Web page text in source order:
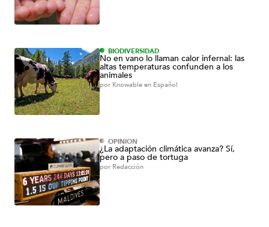
BIODIVERSIDAD
No en vano lo llaman calor infernal: las
altas temperaturas confunden a los
animales
por Knowable en Español
OPINIÓN
¿La adaptación climática avanza? Sí,
pero a paso de tortuga
por Redacción